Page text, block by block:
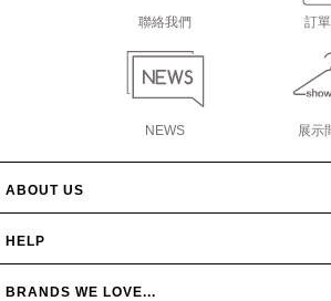
聯絡我們 訂
NEWS 展示
ABOUT US
HELP
BRANDS WE LOVE...